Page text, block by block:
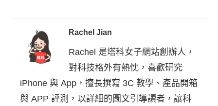
Rachel Jian
Rachel 是塔科女子網站創辦人，
對科技格外有熱忱，喜歡研究
iPhone 與 App，擅長撰寫 3C 教學、產品開箱
與 APP 評測，以詳細的圖文引導讀者，讓科